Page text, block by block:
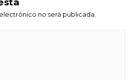
no será publicada.